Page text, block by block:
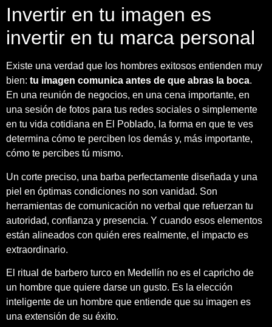
Invertir en tu imagen es
invertir en tu marca personal
Existe una verdad que los hombres exitosos entienden muy
bien: tu imagen comunica antes de que abras la boca.
En una reunión de negocios, en una cena importante, en
una sesión de fotos para tus redes sociales o simplemente
en tu vida cotidiana en El Poblado, la forma en que te ves
determina cómo te perciben los demás y, más importante,
cómo te percibes tú mismo.
Un corte preciso, una barba perfectamente diseñada y una
piel en óptimas condiciones no son vanidad. Son
herramientas de comunicación no verbal que refuerzan tu
autoridad, confianza y presencia. Y cuando esos elementos
están alineados con quién eres realmente, el impacto es
extraordinario.
El ritual de barbero turco en Medellín no es el capricho de
un hombre que quiere darse un gusto. Es la elección
inteligente de un hombre que entiende que su imagen es
una extensión de su éxito.